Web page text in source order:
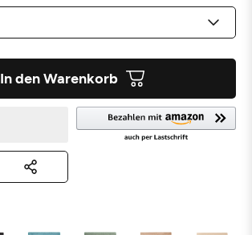
In den Warenkorb